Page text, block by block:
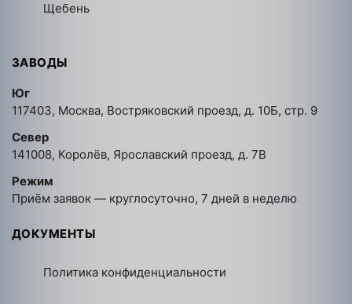
Щебень
ЗАВОДЫ
Юг
117403, Москва, Востряковский проезд, д. 10Б, стр. 9
Север
141008, Королёв, Ярославский проезд, д. 7В
Режим
Приём заявок — круглосуточно, 7 дней в неделю
ДОКУМЕНТЫ
Политика конфиденциальности